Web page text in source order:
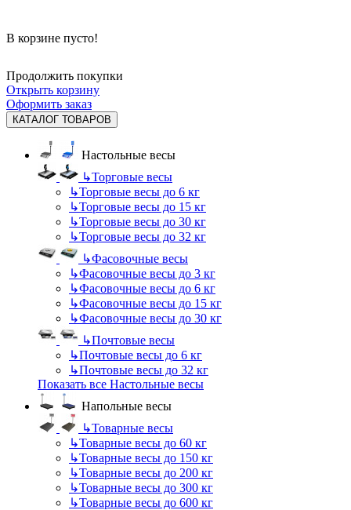
В корзине пусто!
Продолжить покупки
Открыть корзину
Оформить заказ
КАТАЛОГ ТОВАРОВ
Настольные весы
↳Торговые весы
↳Торговые весы до 6 кг
↳Торговые весы до 15 кг
↳Торговые весы до 30 кг
↳Торговые весы до 32 кг
↳Фасовочные весы
↳Фасовочные весы до 3 кг
↳Фасовочные весы до 6 кг
↳Фасовочные весы до 15 кг
↳Фасовочные весы до 30 кг
↳Почтовые весы
↳Почтовые весы до 6 кг
↳Почтовые весы до 32 кг
Показать все Настольные весы
Напольные весы
↳Товарные весы
↳Товарные весы до 60 кг
↳Товарные весы до 150 кг
↳Товарные весы до 200 кг
↳Товарные весы до 300 кг
↳Товарные весы до 600 кг